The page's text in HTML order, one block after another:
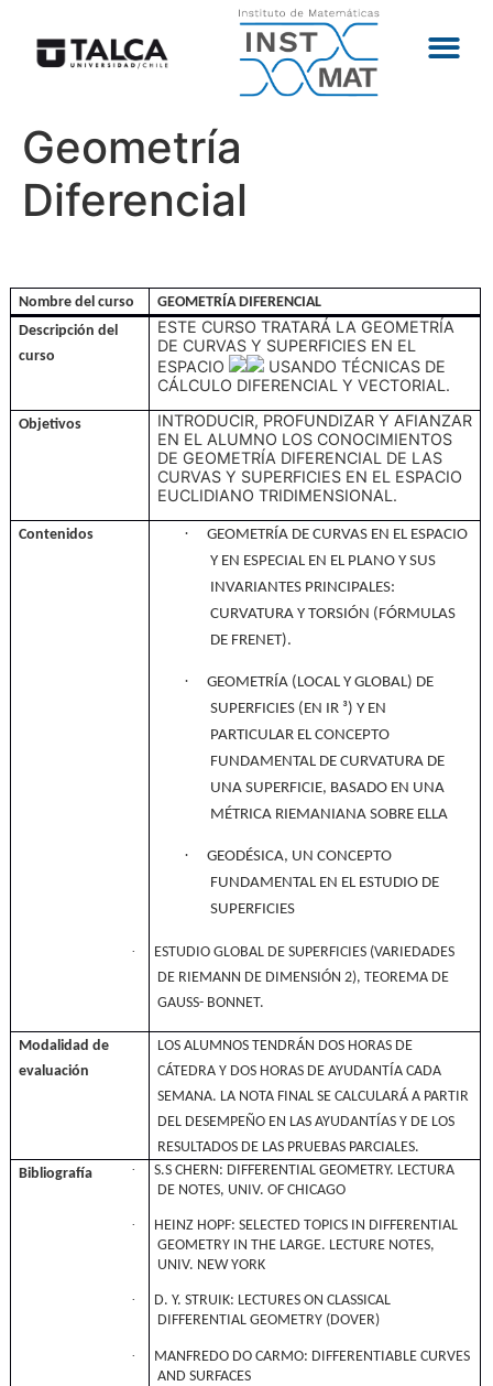
Geometría
Diferencial
Nombre del curso
GEOMETRÍA DIFERENCIAL
Descripción del
curso
ESTE CURSO TRATARÁ LA GEOMETRÍA
DE CURVAS Y SUPERFICIES EN EL
ESPACIO
USANDO TÉCNICAS DE
CÁLCULO DIFERENCIAL Y VECTORIAL.
Objetivos
INTRODUCIR, PROFUNDIZAR Y AFIANZAR
EN EL ALUMNO LOS CONOCIMIENTOS
DE GEOMETRÍA DIFERENCIAL DE LAS
CURVAS Y SUPERFICIES EN EL ESPACIO
EUCLIDIANO TRIDIMENSIONAL.
Contenidos · GEOMETRÍA DE CURVAS EN EL ESPACIO
Y EN ESPECIAL EN EL PLANO Y SUS
INVARIANTES PRINCIPALES:
CURVATURA Y TORSIÓN (FÓRMULAS
DE FRENET).
·
GEOMETRÍA (LOCAL Y GLOBAL) DE
SUPERFICIES (EN IR ³) Y EN
PARTICULAR EL CONCEPTO
FUNDAMENTAL DE CURVATURA DE
UNA SUPERFICIE, BASADO EN UNA
MÉTRICA RIEMANIANA SOBRE ELLA
·
GEODÉSICA, UN CONCEPTO
FUNDAMENTAL EN EL ESTUDIO DE
SUPERFICIES
·
ESTUDIO GLOBAL DE SUPERFICIES (VARIEDADES
DE RIEMANN DE DIMENSIÓN 2), TEOREMA DE
GAUSS- BONNET.
Modalidad de
evaluación
LOS ALUMNOS TENDRÁN DOS HORAS DE
CÁTEDRA Y DOS HORAS DE AYUDANTÍA CADA
SEMANA. LA NOTA FINAL SE CALCULARÁ A PARTIR
DEL DESEMPEÑO EN LAS AYUDANTÍAS Y DE LOS
RESULTADOS DE LAS PRUEBAS PARCIALES.
Bibliografía
·
S.S CHERN: DIFFERENTIAL GEOMETRY. LECTURA
DE NOTES, UNIV. OF CHICAGO
·
HEINZ HOPF: SELECTED TOPICS IN DIFFERENTIAL
GEOMETRY IN THE LARGE. LECTURE NOTES,
UNIV. NEW YORK
·
D. Y. STRUIK: LECTURES ON CLASSICAL
DIFFERENTIAL GEOMETRY (DOVER)
·
MANFREDO DO CARMO: DIFFERENTIABLE CURVES
AND SURFACES